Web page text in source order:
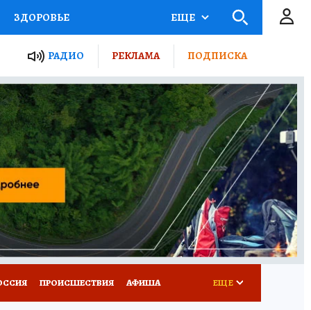
ЗДОРОВЬЕ
РОССИИ
ПУТЕВОДИТЕЛЬ
ТУРИЗМ
ПОТРЕБИТЕЛЯ ВСЕ О КП
ЕЩЕ
РАДИО РЕКЛАМА ПОДПИСКА
ПРОИСШЕСТВИЯ АФИША ЕЩЕ